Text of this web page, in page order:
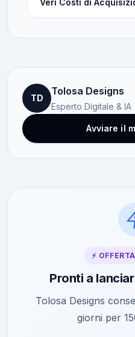
Veri Costi di
TD
Tolosa Designs
Esperto Digitale & IA
Avviare il
⚡
Pronti a
Tolosa Designs
giorni per